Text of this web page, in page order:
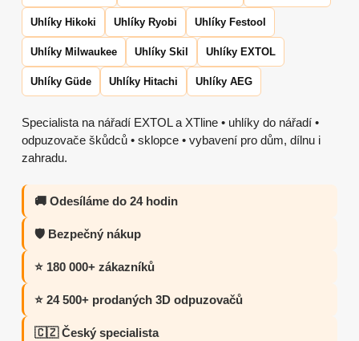
Uhlíky Hikoki Uhlíky Ryobi Uhlíky Festool
Uhlíky Milwaukee Uhlíky Skil Uhlíky EXTOL
Uhlíky Güde Uhlíky Hitachi Uhlíky AEG
Specialista na nářadí EXTOL a XTline • uhlíky do nářadí •
odpuzovače škůdců • sklopce • vybavení pro dům, dílnu i
zahradu.
🚚 Odesíláme do 24 hodin
🛡️ Bezpečný nákup
⭐ 180 000+ zákazníků
⭐ 24 500+ prodaných 3D odpuzovačů
🇨🇿 Český specialista